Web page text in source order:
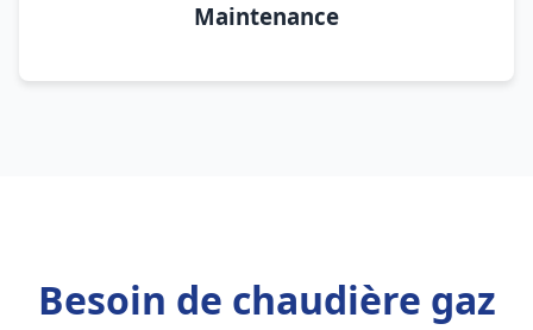
Maintenance
Besoin de chaudière gaz